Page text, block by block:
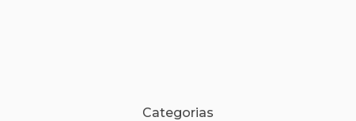
Categorias